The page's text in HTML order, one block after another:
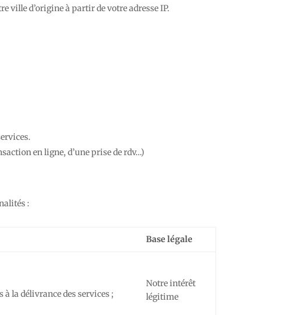
ville d’origine à partir de votre adresse IP.
en ligne, d’une prise de rdv…)
:
Base légale
la délivrance des services ;
Notre intérêt
légitime